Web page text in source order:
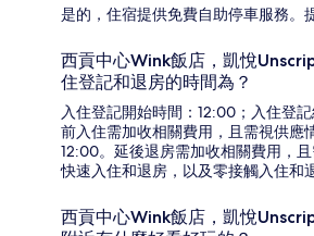
是的，住宿提供免費自助停車服務。
西貢中心Wink飯店，凱悅
住登記和退房的時間為？
入住登記開始時間：12:00；入住登
前入住需加收相關費用，且需視供應
12:00。延後退房需加收相關費用，
快速入住和退房，以及零接觸入住和
西貢中心Wink飯店，凱悅